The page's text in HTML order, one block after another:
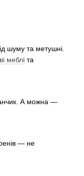
шуму та метушні.
меблі та
А можна —
— не